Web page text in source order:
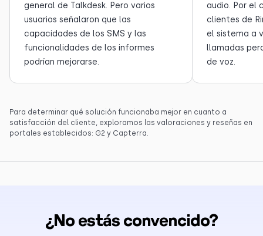
general de Talkdesk. Pero varios
usuarios señalaron que las
capacidades de los SMS y las
funcionalidades de los informes
podrían mejorarse.
audio. Por el
clientes de
el sistema a
llamadas
de voz.
Para determinar qué solución funcionaba mejor en cuanto a
satisfacción del cliente, exploramos las valoraciones y reseñas en
portales establecidos: G2 y Capterra.
¿No estás convencido?